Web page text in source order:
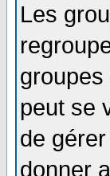
Les
peut se
de
donner